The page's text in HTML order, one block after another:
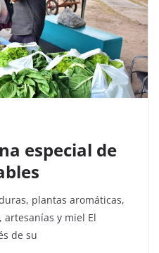
especial de
plantas aromáticas,
artesanías y miel El
de su